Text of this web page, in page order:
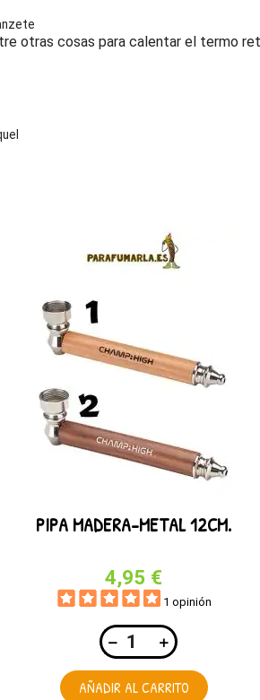
otras cosas para calentar el termo
PIPA MADERA-METAL 12CM.
4,95 €
1 opinión
AÑADIR AL CARRITO